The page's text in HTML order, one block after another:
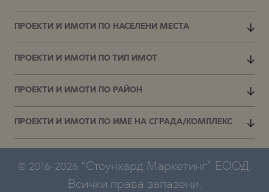
ПРОЕКТИ И ИМОТИ ПО НАСЕЛЕНИ МЕСТА
ПРОЕКТИ И ИМОТИ ПО ТИП ИМОТ
ПРОЕКТИ И ИМОТИ ПО РАЙОН
ПРОЕКТИ И ИМОТИ ПО ИМЕ НА СГРАДА/КОМПЛЕКС
© 2016-2026 “Стоунхард Маркетинг” ЕООД.
Всички права запазени.